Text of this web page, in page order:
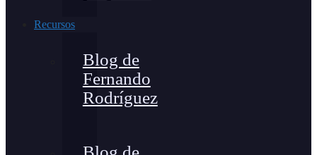
Recursos
Blog de
Fernando
Rodríguez